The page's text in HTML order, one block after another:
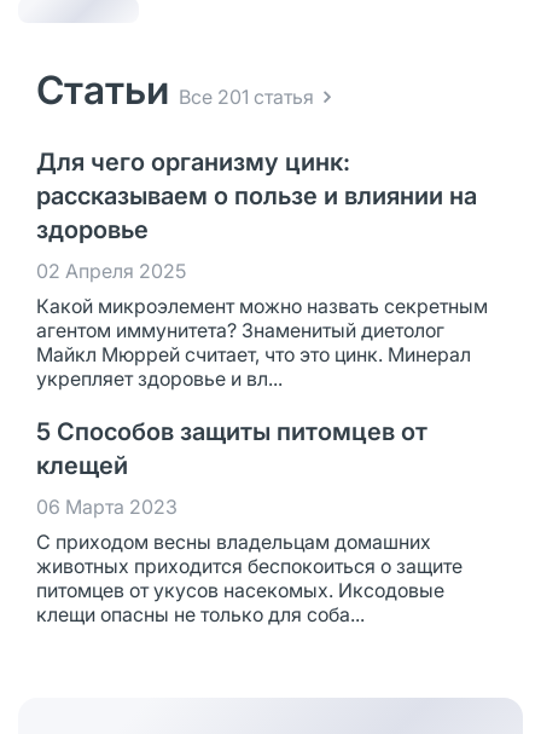
Статьи Все 201 статья
Для чего организму цинк:
рассказываем о пользе и влиянии на
здоровье
02 Апреля 2025
Какой микроэлемент можно назвать секретным
агентом иммунитета? Знаменитый диетолог
Майкл Мюррей считает, что это цинк. Минерал
укрепляет здоровье и вл...
5 Способов защиты питомцев от
клещей
06 Марта 2023
С приходом весны владельцам домашних
животных приходится беспокоиться о защите
питомцев от укусов насекомых. Иксодовые
клещи опасны не только для соба...